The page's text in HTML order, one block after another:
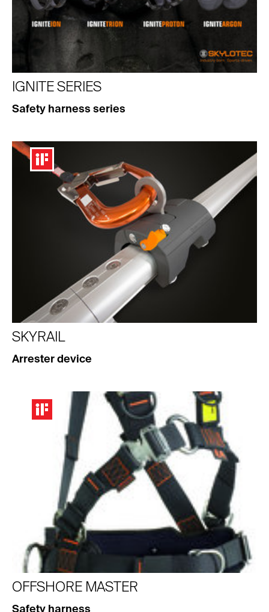
IGNITE SERIES
Safety harness series
SKYRAIL
Arrester device
OFFSHORE MASTER
Safety harness